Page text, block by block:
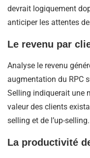
devrait logiquement
anticiper les attentes
Le revenu par
Analyse le revenu
augmentation du RPC
Selling indiquerait une
valeur des clients
selling et de l’up-selling.
La productivité